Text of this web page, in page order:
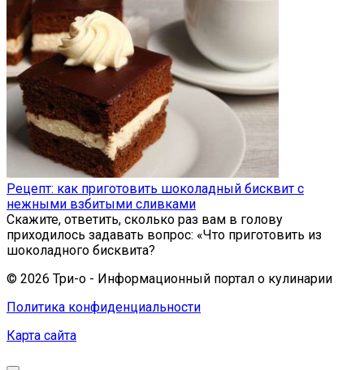
Рецепт: как приготовить шоколадный бисквит с
нежными взбитыми сливками
Скажите, ответить, сколько раз вам в голову
приходилось задавать вопрос: «Что приготовить из
шоколадного бисквита?
© 2026 Три-о - Информационный портал о кулинарии
Политика конфиденциальности
Карта сайта